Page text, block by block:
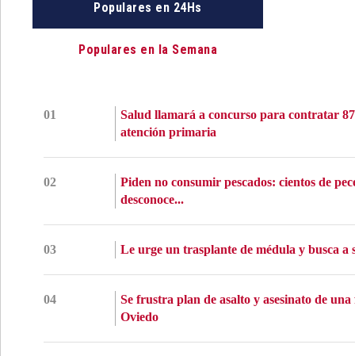
Populares en 24Hs
Populares en la Semana
01
Salud llamará a concurso para contratar
atención primaria
02
Piden no consumir pescados: cientos de
desconoce...
03 Le urge un trasplante de médula y busca a
04
Se frustra plan de asalto y asesinato de
Oviedo